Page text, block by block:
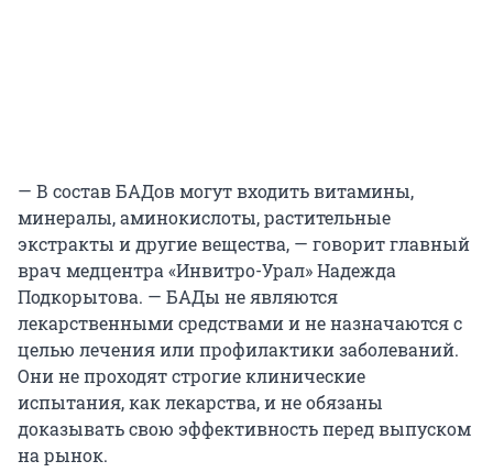
— В состав БАДов могут входить витамины,
минералы, аминокислоты, растительные
экстракты и другие вещества, — говорит главный
врач медцентра «Инвитро-Урал» Надежда
Подкорытова. — БАДы не являются
лекарственными средствами и не назначаются с
целью лечения или профилактики заболеваний.
Они не проходят строгие клинические
испытания, как лекарства, и не обязаны
доказывать свою эффективность перед выпуском
на рынок.